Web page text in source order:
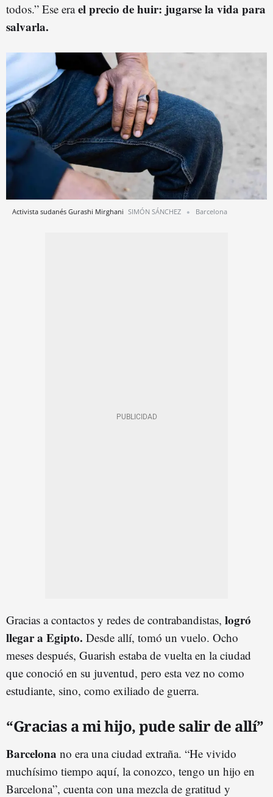
todos.” Ese erael precio de huir: jugarse la vida para
salvarla.
Activista sudanés Gurashi Mirghani SIMÓN SÁNCHEZ Barcelona
Gracias a contactos y redes de contrabandistas, logró
llegar a Egipto. Desde allí, tomó un vuelo. Ocho
meses después, Guarish estaba de vuelta en la ciudad
que conoció en su juventud, pero esta vez no como
estudiante, sino, como exiliado de guerra.
“Gracias a mi hijo, pude salir de allí”
Barcelona no era una ciudad extraña. “He vivido
muchísimo tiempo aquí, la conozco, tengo un hijo en
Barcelona”, cuenta con una mezcla de gratitud y